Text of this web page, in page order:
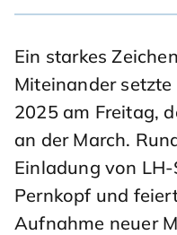
Ein starkes
Miteinander
2025 am Freitag,
an der March.
Einladung von
Pernkopf und
Aufnahme neuer